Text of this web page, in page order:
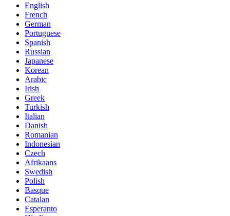
English
French
German
Portuguese
Spanish
Russian
Japanese
Korean
Arabic
Irish
Greek
Turkish
Italian
Danish
Romanian
Indonesian
Czech
Afrikaans
Swedish
Polish
Basque
Catalan
Esperanto